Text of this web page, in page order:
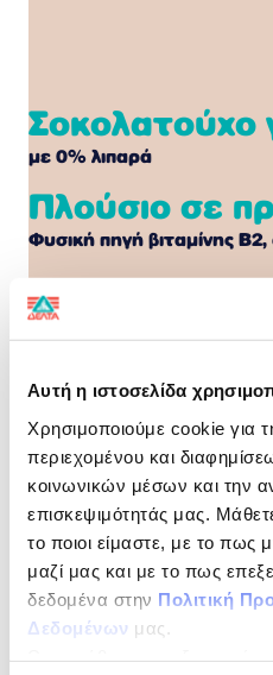
Αυτή η ιστοσελίδα
Χρησιμοποιούμε cookie για
περιεχομένου και
κοινωνικών μέσων και την
επισκεψιμότητάς μας.
το ποιοι είμαστε, με το πως
μαζί μας και με το πως
δεδομένα στην Πολιτική
Δεδομένων μας.
Σοκολατούχο
με 0% λιπαρά
Πλούσιο σε
Φυσική πηγή βιταμίνης
Ψηλά το κεφάλι!
ενέργεια στον οργανισμό σου
μοναδική γευστική
#KANTOALITHINO
ΔΙΑΤΡΟΦΙΚΗ ΔΗΛΩΣΗ
Ενέργεια
Λιπαρά
εκ των οποίων
Κορεσµένα